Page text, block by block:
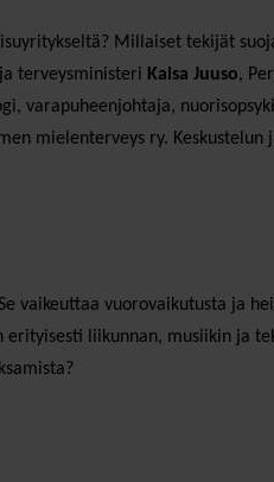
Millaiset tekijät
terveysministeri Kaisa Juuso,
varapuheenjohtaja,
mielenterveys ry.
vaikeuttaa vuorovaikutusta ja
liikunnan, musiikin ja